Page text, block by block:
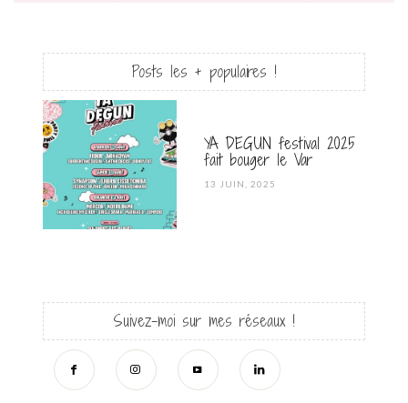
Posts les + populaires !
YA DEGUN festival 2025
fait bouger le Var
POSTED
13 JUIN, 2025
Suivez-moi sur mes réseaux !